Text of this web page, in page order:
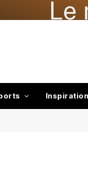
Le
Inspiration